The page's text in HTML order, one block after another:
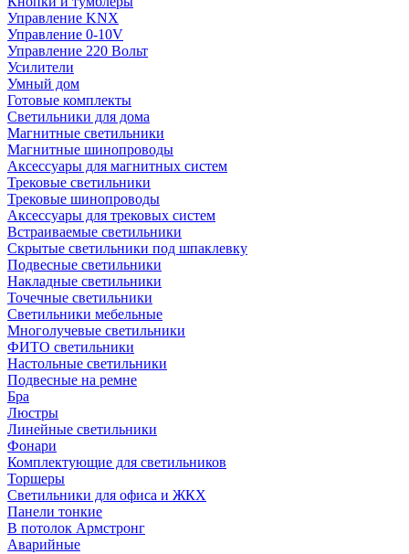
Управление KNX
Управление 0-10V
Управление 220 Вольт
Усилители
Умный дом
Готовые комплекты
Светильники для дома
Магнитные светильники
Магнитные шинопроводы
Аксессуары для магнитных систем
Трековые светильники
Трековые шинопроводы
Аксессуары для трековых систем
Встраиваемые светильники
Скрытые светильники под шпаклевку
Подвесные светильники
Накладные светильники
Точечные светильники
Светильники мебельные
Многолучевые светильники
ФИТО светильники
Настольные светильники
Подвесные на ремне
Бра
Люстры
Линейные светильники
Фонари
Комплектующие для светильников
Торшеры
Светильники для офиса и ЖКХ
Панели тонкие
В потолок Армстронг
Аварийные